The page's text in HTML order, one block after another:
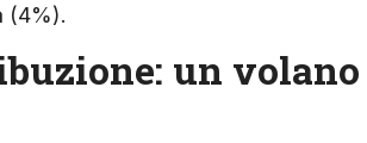
(4%).
un volano